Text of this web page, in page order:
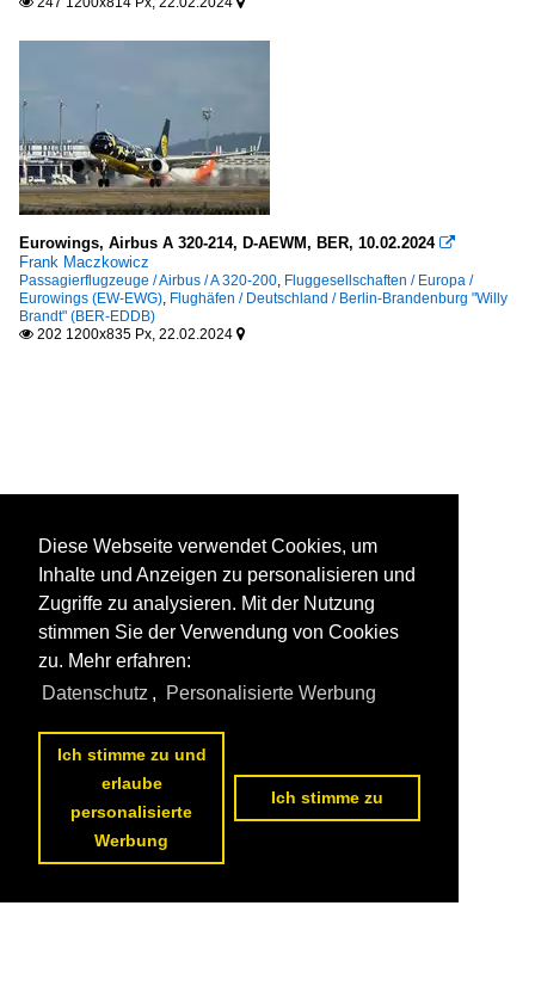
Eurowings, Airbus A 320-214, D-AEWM, BER, 10.02.2024 
Frank Maczkowicz
Passagierflugzeuge / Airbus / A 320-200, Fluggesellschaften / Europa /
Eurowings (EW-EWG), Flughäfen / Deutschland / Berlin-Brandenburg "Willy
Brandt" (BER-EDDB)
 202 1200x835 Px, 22.02.2024 
Diese Webseite verwendet Cookies, um
Inhalte und Anzeigen zu personalisieren und
Zugriffe zu analysieren. Mit der Nutzung
stimmen Sie der Verwendung von Cookies
zu. Mehr erfahren:
Datenschutz , Personalisierte Werbung
Ich stimme zu und
erlaube
personalisierte
Werbung
Ich stimme zu